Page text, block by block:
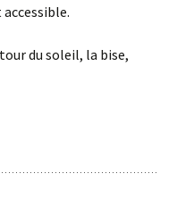
du soleil, la bise,